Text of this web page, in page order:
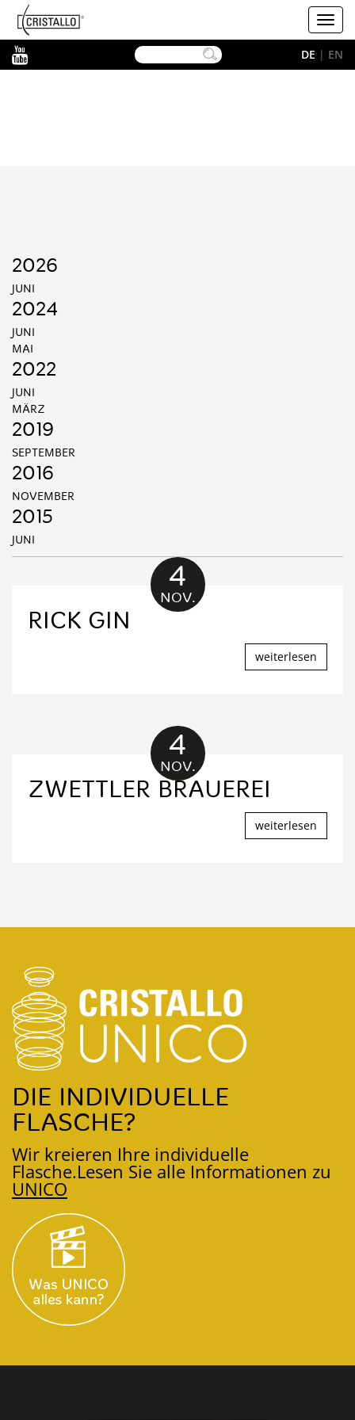
Cristallo
DE | EN
2026
JUNI
2024
JUNI
MAI
2022
JUNI
MÄRZ
2019
SEPTEMBER
2016
NOVEMBER
2015
JUNI
4
NOV.
RICK GIN
weiterlesen
4
NOV.
ZWETTLER BRAUEREI
weiterlesen
DIE INDIVIDUELLE
FLASCHE?
Wir kreieren Ihre individuelle
Flasche.Lesen Sie alle Informationen zu
UNICO